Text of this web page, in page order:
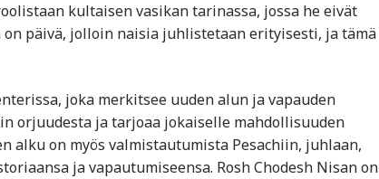
kultaisen vasikan tarinassa, jossa he eivät
päivä, jolloin naisia juhlistetaan erityisesti, ja tämä
joka merkitsee uuden alun ja vapauden
orjuudesta ja tarjoaa jokaiselle mahdollisuuden
alku on myös valmistautumista Pesachiin, juhlaan,
ja vapautumiseensa. Rosh Chodesh Nisan on